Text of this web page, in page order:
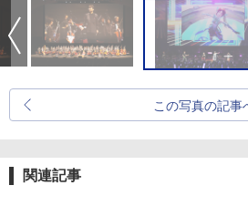
この写真の記事
関連記事